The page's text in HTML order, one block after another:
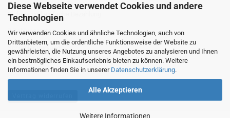
Diese Webseite verwendet Cookies und andere
Technologien
Wir verwenden Cookies und ähnliche Technologien, auch von
Drittanbietern, um die ordentliche Funktionsweise der Website zu
gewährleisten, die Nutzung unseres Angebotes zu analysieren und Ihnen
ein bestmögliches Einkaufserlebnis bieten zu können. Weitere
Informationen finden Sie in unserer Datenschutzerklärung.
Alle Akzeptieren
Weitere Informationen
Sichere und einfache Bezahlung
7 Zahlungsarten
Schneller Versand
*(Ausland abweichend)